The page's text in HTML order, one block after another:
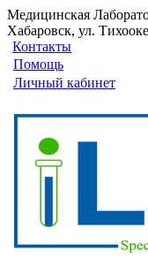
Медицинская
Хабаровск, ул.
Контакты
Помощь
Личный кабинет